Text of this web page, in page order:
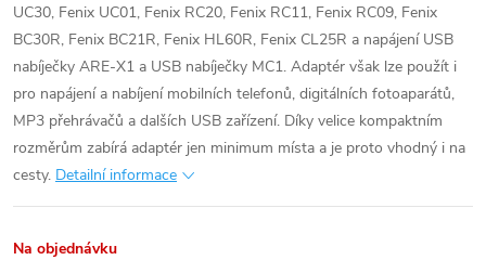
UC30, Fenix UC01, Fenix RC20, Fenix RC11, Fenix RC09, Fenix
BC30R, Fenix BC21R, Fenix HL60R, Fenix CL25R a napájení USB
nabíječky ARE-X1 a USB nabíječky MC1. Adaptér však lze použít i
pro napájení a nabíjení mobilních telefonů, digitálních fotoaparátů,
MP3 přehrávačů a dalších USB zařízení. Díky velice kompaktním
rozměrům zabírá adaptér jen minimum místa a je proto vhodný i na
cesty. Detailní informace
Na objednávku